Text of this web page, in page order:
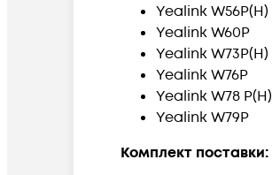
Yealink W56P(H)
Yealink W60P
Yealink W73P(H)
Yealink W76P
Yealink W78 P(H)
Yealink W79P
Комплект поставки: